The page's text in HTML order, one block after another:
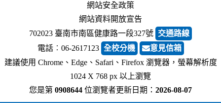
網站安全政策
網站資料開放宣告
702023 臺南市南區健康路一段327號 交通路線
電話︰06-2617123 全校分機
意見信箱
建議使用 Chrome、Edge、Safari、Firefox 瀏覽器，螢幕解析度
1024 X 768 px 以上瀏覽
您是第 0908644 位瀏覽者更新日期： 2026-08-07